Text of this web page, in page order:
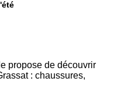
propose de découvrir
: chaussures,